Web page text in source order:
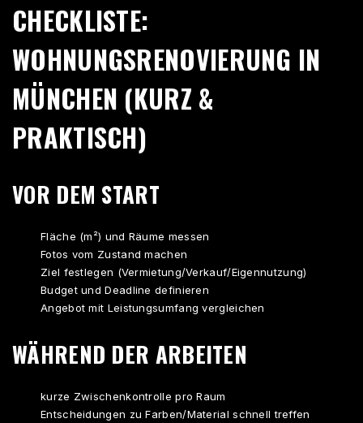
CHECKLISTE:
WOHNUNGSRENOVIERUNG IN
MÜNCHEN (KURZ &
PRAKTISCH)
VOR DEM START
Fläche (m²) und Räume messen
Fotos vom Zustand machen
Ziel festlegen (Vermietung/Verkauf/Eigennutzung)
Budget und Deadline definieren
Angebot mit Leistungsumfang vergleichen
WÄHREND DER ARBEITEN
kurze Zwischenkontrolle pro Raum
Entscheidungen zu Farben/Material schnell treffen